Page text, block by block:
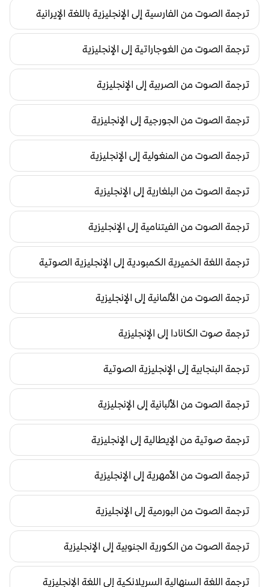
ترجمة الصوت من الفارسية إلى الإنجليزية باللغة الإيرانية
ترجمة الصوت من الغوجاراتية إلى الإنجليزية
ترجمة الصوت من الصربية إلى الإنجليزية
ترجمة الصوت من الجورجية إلى الإنجليزية
ترجمة الصوت من المنغولية إلى الإنجليزية
ترجمة الصوت من البلغارية إلى الإنجليزية
ترجمة الصوت من الفيتنامية إلى الإنجليزية
ترجمة اللغة الخميرية الكمبودية إلى الإنجليزية الصوتية
ترجمة الصوت من الألمانية إلى الإنجليزية
ترجمة صوت الكانادا إلى الإنجليزية
ترجمة البنجابية إلى الإنجليزية الصوتية
ترجمة الصوت من الألبانية إلى الإنجليزية
ترجمة صوتية من الإيطالية إلى الإنجليزية
ترجمة الصوت من الأمهرية إلى الإنجليزية
ترجمة الصوت من البورمية إلى الإنجليزية
ترجمة الصوت من الكورية الجنوبية إلى الإنجليزية